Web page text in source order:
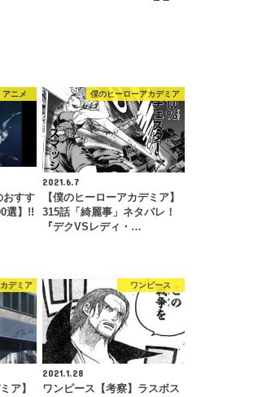
アニメ
おすす
選】!!
僕のヒーローアカデミア
2021.6.7
【僕のヒーローアカデミア】
315話「綺麗事」ネタバレ！
『デクVSレディ・…
デミア
ア】
ワンピース
2021.1.28
ワンピース【考察】ラスボス